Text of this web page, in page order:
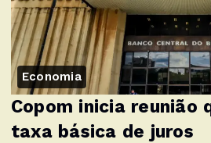
Economia
Copom inicia reunião
taxa básica de juros